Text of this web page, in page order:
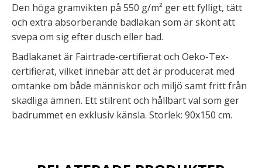
Den höga gramvikten på 550 g/m² ger ett fylligt, tätt
och extra absorberande badlakan som är skönt att
svepa om sig efter dusch eller bad.
Badlakanet är Fairtrade-certifierat och Oeko-Tex-
certifierat, vilket innebär att det är producerat med
omtanke om både människor och miljö samt fritt från
skadliga ämnen. Ett stilrent och hållbart val som ger
badrummet en exklusiv känsla. Storlek: 90x150 cm.